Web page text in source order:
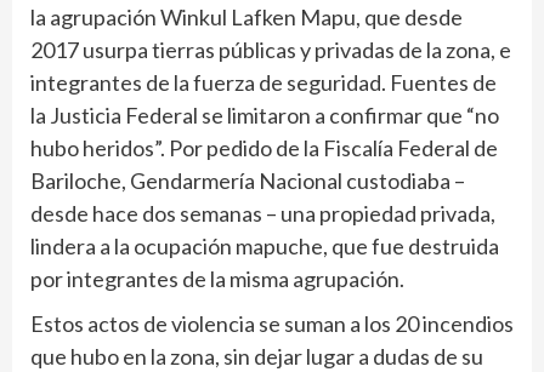
la agrupación Winkul Lafken Mapu, que desde
2017 usurpa tierras públicas y privadas de la zona, e
integrantes de la fuerza de seguridad. Fuentes de
la Justicia Federal se limitaron a confirmar que “no
hubo heridos”. Por pedido de la Fiscalía Federal de
Bariloche, Gendarmería Nacional custodiaba –
desde hace dos semanas – una propiedad privada,
lindera a la ocupación mapuche, que fue destruida
por integrantes de la misma agrupación.
Estos actos de violencia se suman a los 20 incendios
que hubo en la zona, sin dejar lugar a dudas de su